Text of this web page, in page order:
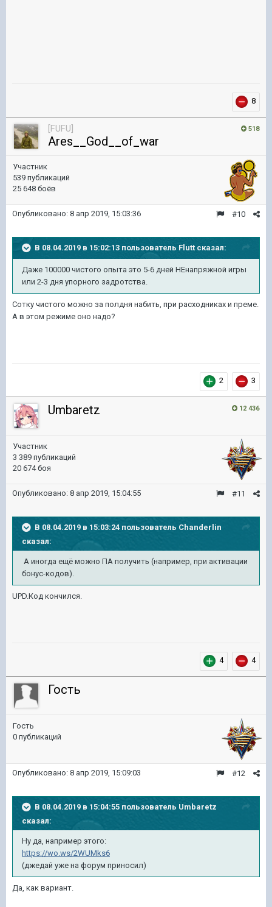
8
518
[FUFU]
Ares__God__of_war
Участник
539 публикаций
25 648 боёв
#10
Опубликовано: 8 апр 2019, 15:03:36
В 08.04.2019 в 15:02:13 пользователь Flutt сказал:
Даже 100000 чистого опыта это 5-6 дней НЕнапряжной игры
или 2-3 дня упорного задротства.
Сотку чистого можно за полдня набить, при расходниках и преме.
А в этом режиме оно надо?
2 3
12 436
Umbaretz
Участник
3 389 публикаций
20 674 боя
#11
Опубликовано: 8 апр 2019, 15:04:55
В 08.04.2019 в 15:03:24 пользователь Chanderlin
сказал:
А иногда ещё можно ПА получить (например, при активации
бонус-кодов).
UPD.Код кончился.
4 4
Гость
Гость
0 публикаций
#12
Опубликовано: 8 апр 2019, 15:09:03
В 08.04.2019 в 15:04:55 пользователь Umbaretz
сказал:
Ну да, например этого:
https://wo.ws/2WUMks6
(джедай уже на форум приносил)
Да, как вариант.